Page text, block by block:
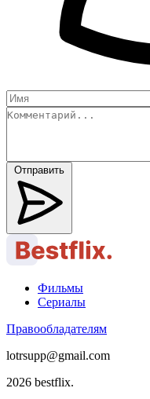
Отправить
Фильмы
Сериалы
Правообладателям
lotrsupp@gmail.com
2026 bestflix.